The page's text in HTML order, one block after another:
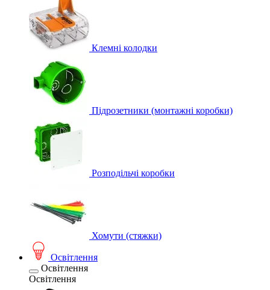
Клемні колодки
Підрозетники (монтажні коробки)
Розподільчі коробки
Хомути (стяжки)
Освітлення
Освітлення
Освітлення